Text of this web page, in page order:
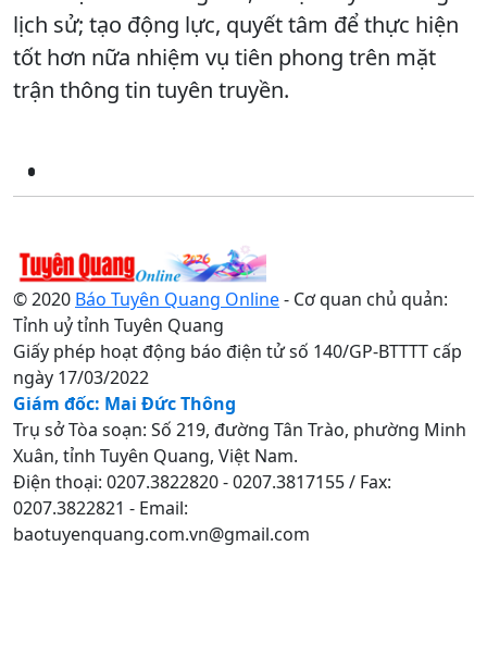
lịch sử; tạo động lực, quyết tâm để thực hiện
tốt hơn nữa nhiệm vụ tiên phong trên mặt
trận thông tin tuyên truyền.
© 2020 Báo Tuyên Quang Online- Cơ quan chủ quản:
Tỉnh uỷ tỉnh Tuyên Quang
Giấy phép hoạt động báo điện tử số 140/GP-BTTTT cấp
ngày 17/03/2022
Giám đốc: Mai Đức Thông
Trụ sở Tòa soạn: Số 219, đường Tân Trào, phường Minh
Xuân, tỉnh Tuyên Quang, Việt Nam.
Điện thoại: 0207.3822820 - 0207.3817155 / Fax:
0207.3822821 - Email:
baotuyenquang.com.vn@gmail.com